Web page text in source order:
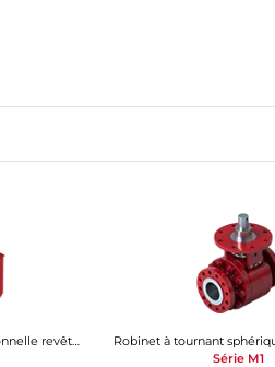
Série M1